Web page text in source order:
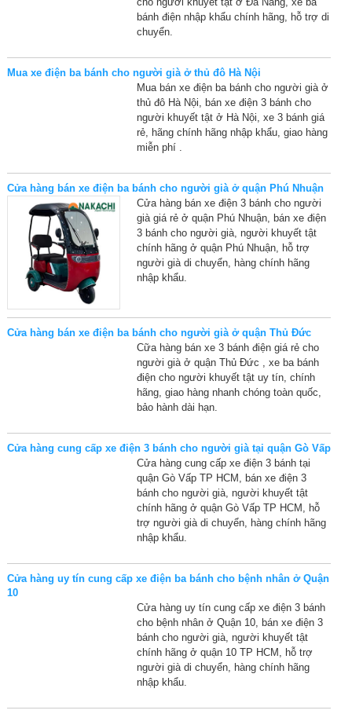
bánh điện nhập khẩu chính hãng, hỗ trợ di
chuyển.
Mua xe điện ba bánh cho người già ở thủ đô Hà Nội
Mua bán xe điện ba bánh cho người già ở
thủ đô Hà Nội, bán xe điện 3 bánh cho
người khuyết tật ở Hà Nội, xe 3 bánh giá
rẻ, hãng chính hãng nhập khẩu, giao hàng
miễn phí .
Cửa hàng bán xe điện ba bánh cho người già ở quận Phú Nhuận
Cửa hàng bán xe điện 3 bánh cho người
già giá rẻ ở quận Phú Nhuận, bán xe điện
3 bánh cho người già, người khuyết tật
chính hãng ở quận Phú Nhuận, hỗ trợ
người già di chuyển, hàng chính hãng
nhập khẩu.
Cửa hàng bán xe điện ba bánh cho người già ở quận Thủ Đức
Cữa hàng bán xe 3 bánh điện giá rẻ cho
người già ở quận Thủ Đức , xe ba bánh
điện cho người khuyết tật uy tín, chính
hãng, giao hàng nhanh chóng toàn quốc,
bảo hành dài hạn.
Cửa hàng cung cấp xe điện 3 bánh cho người già tại quận Gò Vấp
Cửa hàng cung cấp xe điện 3 bánh tại
quận Gò Vấp TP HCM, bán xe điện 3
bánh cho người già, người khuyết tật
chính hãng ở quận Gò Vấp TP HCM, hỗ
trợ người già di chuyển, hàng chính hãng
nhập khẩu.
Cửa hàng uy tín cung cấp xe điện ba bánh cho bệnh nhân ở Quận
10
Cửa hàng uy tín cung cấp xe điện 3 bánh
cho bệnh nhân ở Quận 10, bán xe điện 3
bánh cho người già, người khuyết tật
chính hãng ở quận 10 TP HCM, hỗ trợ
người già di chuyển, hàng chính hãng
nhập khẩu.